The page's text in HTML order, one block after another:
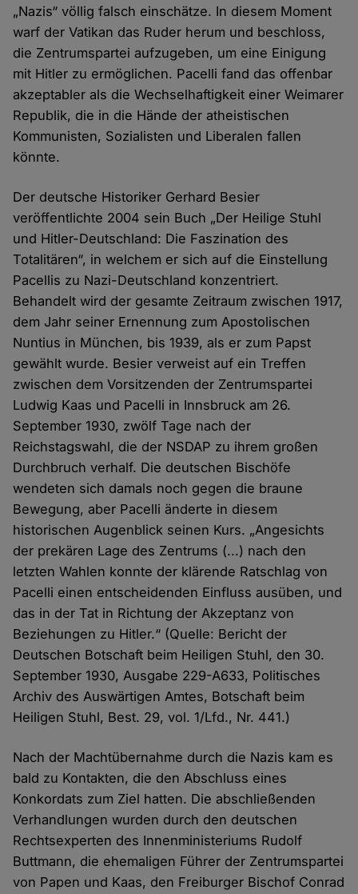
„Nazis“ völlig falsch einschätze. In diesem Moment
warf der Vatikan das Ruder herum und beschloss,
die Zentrumspartei aufzugeben, um eine Einigung
mit Hitler zu ermöglichen. Pacelli fand das offenbar
akzeptabler als die Wechselhaftigkeit einer Weimarer
Republik, die in die Hände der atheistischen
Kommunisten, Sozialisten und Liberalen fallen
könnte.
Der deutsche Historiker Gerhard Besier
veröffentlichte 2004 sein Buch „Der Heilige Stuhl
und Hitler-Deutschland: Die Faszination des
Totalitären“, in welchem er sich auf die Einstellung
Pacellis zu Nazi-Deutschland konzentriert.
Behandelt wird der gesamte Zeitraum zwischen 1917,
dem Jahr seiner Ernennung zum Apostolischen
Nuntius in München, bis 1939, als er zum Papst
gewählt wurde. Besier verweist auf ein Treffen
zwischen dem Vorsitzenden der Zentrumspartei
Ludwig Kaas und Pacelli in Innsbruck am 26.
September 1930, zwölf Tage nach der
Reichstagswahl, die der NSDAP zu ihrem großen
Durchbruch verhalf. Die deutschen Bischöfe
wendeten sich damals noch gegen die braune
Bewegung, aber Pacelli änderte in diesem
historischen Augenblick seinen Kurs. „Angesichts
der prekären Lage des Zentrums (...) nach den
letzten Wahlen konnte der klärende Ratschlag von
Pacelli einen entscheidenden Einfluss ausüben, und
das in der Tat in Richtung der Akzeptanz von
Beziehungen zu Hitler.“ (Quelle: Bericht der
Deutschen Botschaft beim Heiligen Stuhl, den 30.
September 1930, Ausgabe 229-A633, Politisches
Archiv des Auswärtigen Amtes, Botschaft beim
Heiligen Stuhl, Best. 29, vol. 1/Lfd., Nr. 441.)
Nach der Machtübernahme durch die Nazis kam es
bald zu Kontakten, die den Abschluss eines
Konkordats zum Ziel hatten. Die abschließenden
Verhandlungen wurden durch den deutschen
Rechtsexperten des Innenministeriums Rudolf
Buttmann, die ehemaligen Führer der Zentrumspartei
von Papen und Kaas, den Freiburger Bischof Conrad